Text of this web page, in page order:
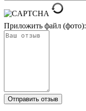
Приложить файл (фото):